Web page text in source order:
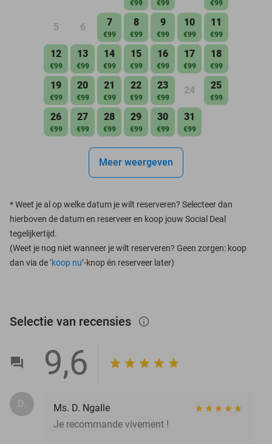
€99 €99 €99
5 6 7
€99
8
€99
9
€99
10
€99
11
€99
12
€99
13
€99
14
€99
15
€99
16
€99
17
€99
18
€99
19
€99
20
€99
21
€99
22
€99
23
€99
24 25
€99
26
€99
27
€99
28
€99
29
€99
30
€99
31
€99
Meer weergeven
*Weet je al op welke datum je wilt reserveren? Selecteer dan
hierboven de datum en reserveer en koop jouw Social Deal
tegelijkertijd.
(Weet je nog niet wanneer je wilt reserveren? Geen zorgen: koop
dan via de ‘koop nu’-knop én reserveer later)
Selectie van recensies info_outlined
9,6
D.
Ms. D. Ngalle
Je recommande vivement !